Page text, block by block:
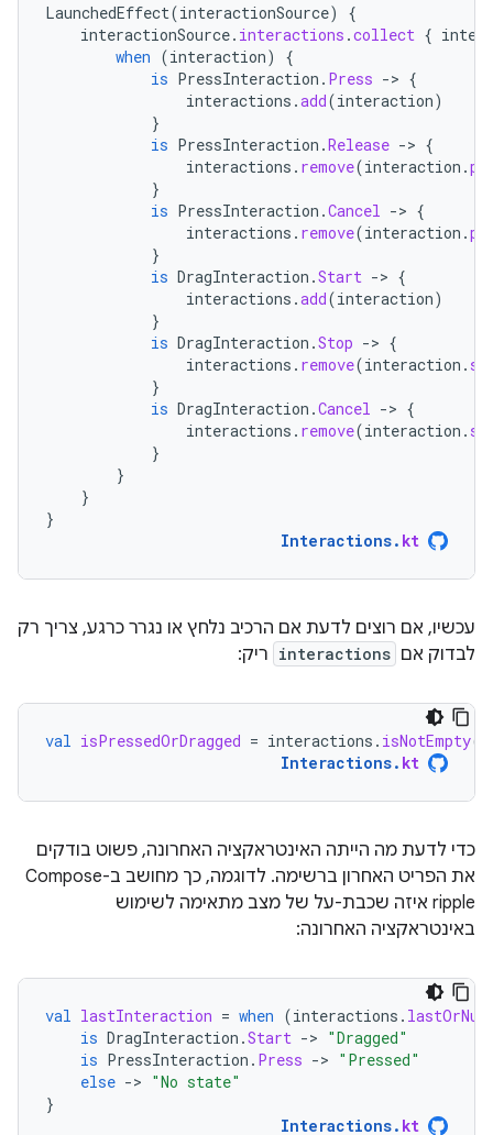
LaunchedEffect(interactionSource)
{
interactionSource. interactions .collect {
when (interaction)
{
is PressInteraction . Press -> {
interactions .add(interaction)
}
is PressInteraction .Release -> {
interactions . remove(interaction .
}
is PressInteraction .Cancel -> {
interactions . remove(interaction .
}
is DragInteraction .Start -> {
interactions .add(interaction)
}
is DragInteraction .Stop -> {
interactions . remove(interaction .
}
is DragInteraction .Cancel -> {
interactions . remove(interaction .
}
}
}
}
Interactions. kt
עכשיו, אם רוצים לדעת אם הרכיב נלחץ או נגרר כרגע, צריך רק
לבדוק אם interactions ריק:
val isPressedOrDragged = interactions . isNotEmpty()
Interactions. kt
כדי לדעת מה הייתה האינטראקציה האחרונה, פשוט בודקים
את הפריט האחרון ברשימה. לדוגמה, כך מחושב ב-Compose
ripple איזה שכבת-על של מצב מתאימה לשימוש
באינטראקציה האחרונה:
val lastInteraction = when (interactions .
is DragInteraction .Start -> "Dragged"
is PressInteraction . Press -> "Pressed"
else -> "No state"
}
Interactions. kt